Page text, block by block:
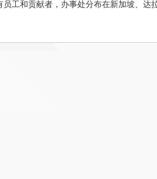
工和贡献者，办事处分布在新加坡、达